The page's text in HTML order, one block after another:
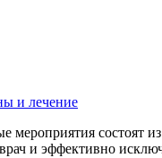
и лечение
мероприятия состоят
и эффективно